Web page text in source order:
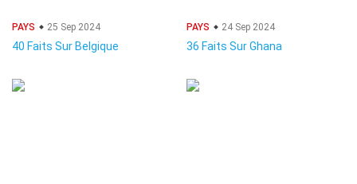
PAYS 25 Sep 2024
40 Faits Sur Belgique
PAYS 24 Sep 2024
36 Faits Sur Ghana